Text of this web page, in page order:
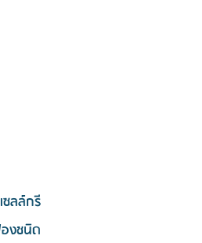
ลล์กรี
งชนิด